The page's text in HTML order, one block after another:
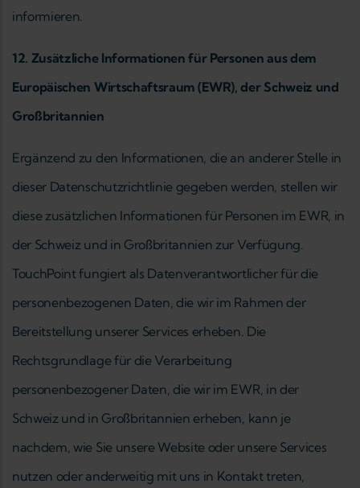
informieren.
12. Zusätzliche Informationen für Personen aus dem
Europäischen Wirtschaftsraum (EWR), der Schweiz und
Großbritannien
Ergänzend zu den Informationen, die an anderer Stelle in
dieser Datenschutzrichtlinie gegeben werden, stellen wir
diese zusätzlichen Informationen für Personen im EWR, in
der Schweiz und in Großbritannien zur Verfügung.
TouchPoint fungiert als Datenverantwortlicher für die
personenbezogenen Daten, die wir im Rahmen der
Bereitstellung unserer Services erheben. Die
Rechtsgrundlage für die Verarbeitung
personenbezogener Daten, die wir im EWR, in der
Schweiz und in Großbritannien erheben, kann je
nachdem, wie Sie unsere Website oder unsere Services
nutzen oder anderweitig mit uns in Kontakt treten,